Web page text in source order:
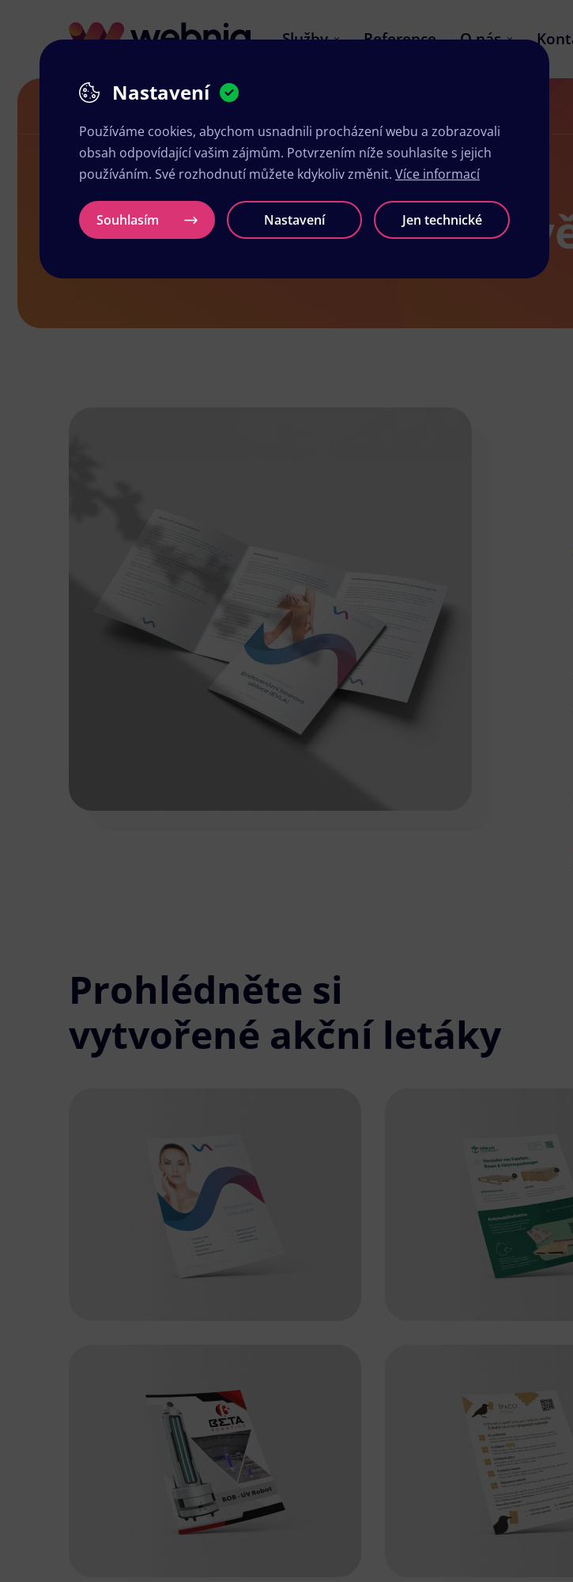
Služby Reference O nás
Akční letáky v Turnově
Akční letáky v
Prohlédněte si
vytvořené akční letáky
Nastavení
Používáme cookies, abychom usnadnili procházení webu a zobrazovali
obsah odpovídající vašim zájmům. Potvrzením níže souhlasíte s jejich
používáním. Své rozhodnutí můžete kdykoliv změnit. Více informací
Souhlasím Nastavení Jen technické